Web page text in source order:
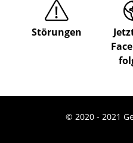
Störungen
© 2020 - 2021